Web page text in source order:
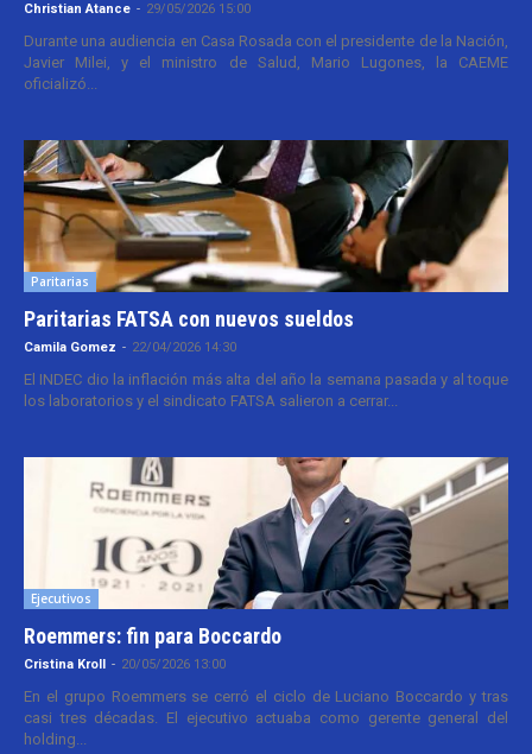
Christian Atance - 29/05/2026 15:00
Durante una audiencia en Casa Rosada con el presidente de la Nación,
Javier Milei, y el ministro de Salud, Mario Lugones, la CAEME
oficializó...
Paritarias
Paritarias FATSA con nuevos sueldos
Camila Gomez - 22/04/2026 14:30
El INDEC dio la inflación más alta del año la semana pasada y al toque
los laboratorios y el sindicato FATSA salieron a cerrar...
Ejecutivos
Roemmers: fin para Boccardo
Cristina Kroll - 20/05/2026 13:00
En el grupo Roemmers se cerró el ciclo de Luciano Boccardo y tras
casi tres décadas. El ejecutivo actuaba como gerente general del
holding...